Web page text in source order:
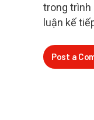
trong trình
luận kế